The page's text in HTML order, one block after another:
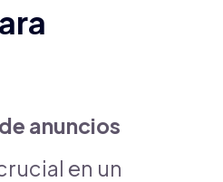
anuncios
en un